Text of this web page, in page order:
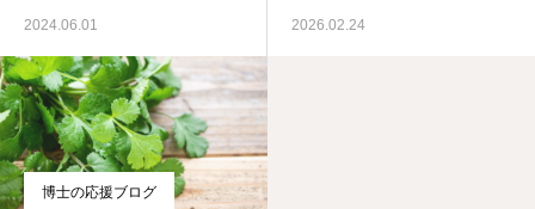
2024.06.01 2026.02.24
博士の応援ブログ